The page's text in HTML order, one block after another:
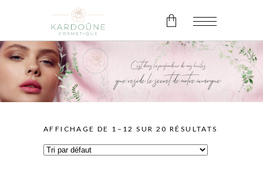
Pas de produits dans le panier.
AFFICHAGE DE 1–12 SUR 20 RÉSULTATS